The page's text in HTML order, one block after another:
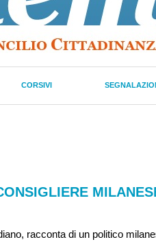
CORSIVI
racconta di un politico